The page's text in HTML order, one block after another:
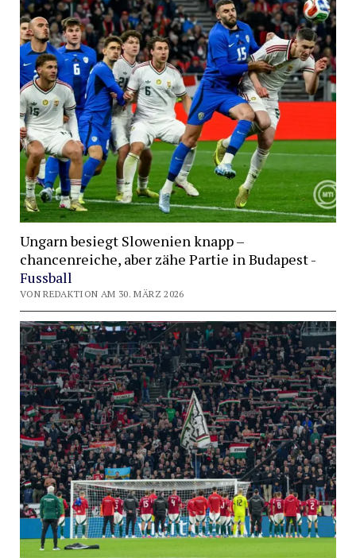
Ungarn besiegt Slowenien knapp –
chancenreiche, aber zähe Partie in Budapest -
Fussball
VON REDAKTION AM 30. MÄRZ 2026